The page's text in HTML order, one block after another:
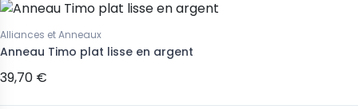
Alliances et Anneaux
Anneau Timo plat lisse en argent
39,70 €